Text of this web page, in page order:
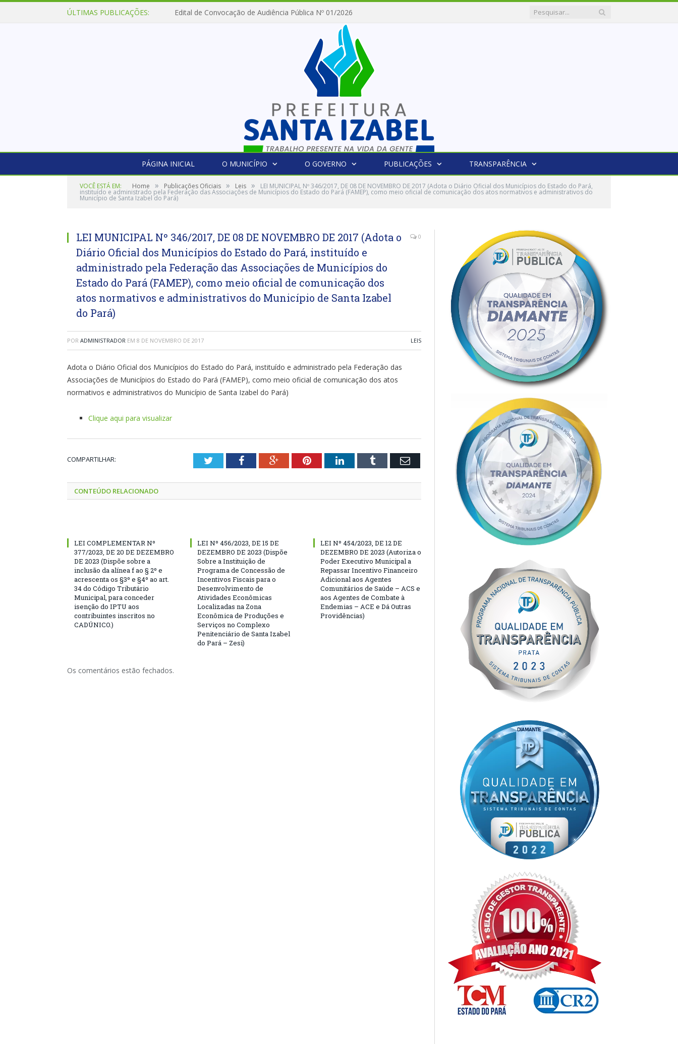
ÚLTIMAS PUBLICAÇÕES: Edital de Convocação de Audiência Pública Nº 01/2026
PÁGINA INICIAL O MUNICÍPIO O GOVERNO PUBLICAÇÕES TRANSPARÊNCIA
VOCÊ ESTÁ EM: Home » Publicações Oficiais » Leis » LEI MUNICIPAL Nº 346/2017, DE 08 DE NOVEMBRO DE 2017 (Adota o Diário Oficial dos Municípios do Estado do Pará,
instituído e administrado pela Federação das Associações de Municípios do Estado do Pará (FAMEP), como meio oficial de comunicação dos atos normativos e administrativos do
Município de Santa Izabel do Pará)
LEI MUNICIPAL Nº 346/2017, DE 08 DE NOVEMBRO DE 2017 (Adota o
Diário Oficial dos Municípios do Estado do Pará, instituído e
administrado pela Federação das Associações de Municípios do
Estado do Pará (FAMEP), como meio oficial de comunicação dos
atos normativos e administrativos do Município de Santa Izabel
do Pará)
0
POR ADMINISTRADOR EM 8 DE NOVEMBRO DE 2017 LEIS
Adota o Diário Oficial dos Municípios do Estado do Pará, instituído e administrado pela Federação das
Associações de Municípios do Estado do Pará (FAMEP), como meio oficial de comunicação dos atos
normativos e administrativos do Município de Santa Izabel do Pará)
Clique aqui para visualizar
COMPARTILHAR: TwitterFacebookGoogle+PinterestLinkedInTumblr Email
CONTEÚDO RELACIONADO
LEI COMPLEMENTAR Nº
377/2023, DE 20 DE DEZEMBRO
DE 2023 (Dispõe sobre a
inclusão da alínea f ao § 2º e
acrescenta os §3º e §4º ao art.
34 do Código Tributário
Municipal, para conceder
isenção do IPTU aos
contribuintes inscritos no
CADÚNICO.)
LEI Nº 456/2023, DE 15 DE
DEZEMBRO DE 2023 (Dispõe
Sobre a Instituição de
Programa de Concessão de
Incentivos Fiscais para o
Desenvolvimento de
Atividades Econômicas
Localizadas na Zona
Econômica de Produções e
Serviços no Complexo
Penitenciário de Santa Izabel
do Pará – Zesi)
LEI Nº 454/2023, DE 12 DE
DEZEMBRO DE 2023 (Autoriza o
Poder Executivo Municipal a
Repassar Incentivo Financeiro
Adicional aos Agentes
Comunitários de Saúde – ACS e
aos Agentes de Combate à
Endemias – ACE e Dá Outras
Providências)
Os comentários estão fechados.